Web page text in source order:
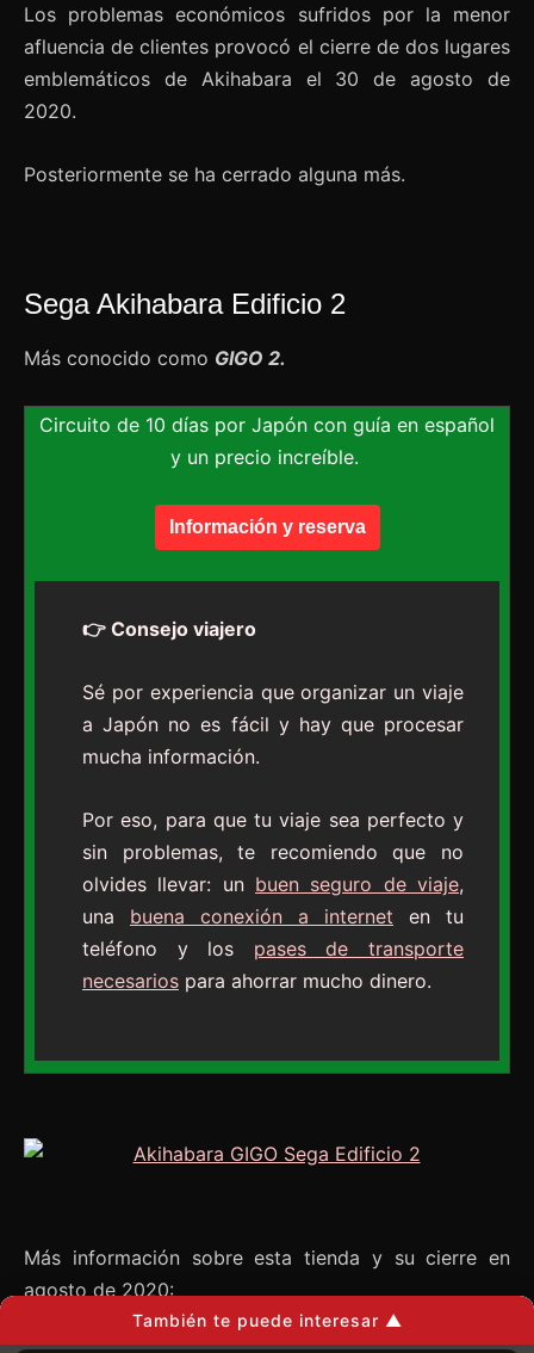
Los problemas económicos sufridos por la menor
afluencia de clientes provocó el cierre de dos lugares
emblemáticos de Akihabara el 30 de agosto de
2020.
Posteriormente se ha cerrado alguna más.
Sega Akihabara Edificio 2
Más conocido como GIGO 2.
Circuito de 10 días por Japón con guía en español
y un precio increíble.
Información y reserva
👉 Consejo viajero
Sé por experiencia que organizar un viaje
a Japón no es fácil y hay que procesar
mucha información.
Por eso, para que tu viaje sea perfecto y
sin problemas, te recomiendo que no
olvides llevar: un buen seguro de viaje,
una
buena conexión a internet
en tu
teléfono y los
pases de transporte
necesarios para ahorrar mucho dinero.
Más información sobre esta tienda y su cierre en
agosto de 2020:
También te puede interesar ▲